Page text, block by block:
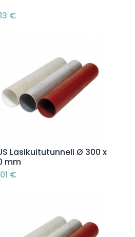
€
Lisää ostoskoriin
Lasikuitutunneli Ø 300 x
mm
€